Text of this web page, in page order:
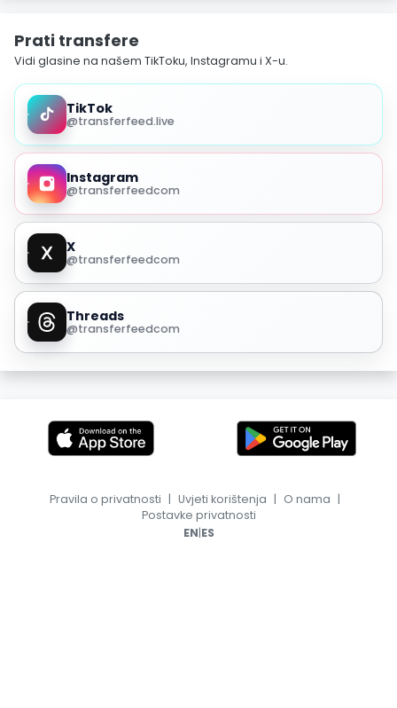
Prati transfere
Vidi glasine na našem TikToku, Instagramu i X-u.
TikTok
@transferfeed.live
Instagram
@transferfeedcom
X
@transferfeedcom
Threads
@transferfeedcom
Pravila o privatnosti | Uvjeti korištenja | O nama |
Postavke privatnosti
EN|ES